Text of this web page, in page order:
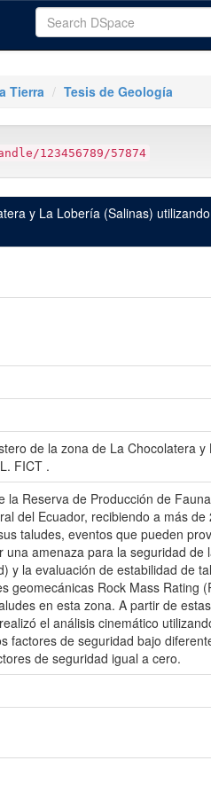
Tierra Tesis de Geología
123456789/57874
y La Lobería (Salinas)
de la zona de La Chocolatera
FICT .
Reserva de Producción de
del Ecuador, recibiendo a más
taludes, eventos que pueden
amenaza para la seguridad de
la evaluación de estabilidad de
Rock Mass Rating
en esta zona. A partir de
el análisis cinemático
de seguridad bajo
de seguridad igual a cero.